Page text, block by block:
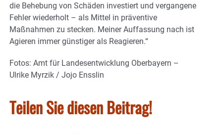
die Behebung von Schäden investiert und vergangene
Fehler wiederholt – als Mittel in präventive
Maßnahmen zu stecken. Meiner Auffassung nach ist
Agieren immer günstiger als Reagieren.“
Fotos: Amt für Landesentwicklung Oberbayern –
Ulrike Myrzik / Jojo Ensslin
Teilen Sie diesen Beitrag!